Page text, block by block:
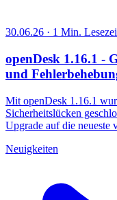
30.06.26 · 1 Min.
openDesk 1.16.1 -
und
Mit openDesk 1.16.1
Sicherheitslücken
Upgrade auf die neueste
Neuigkeiten